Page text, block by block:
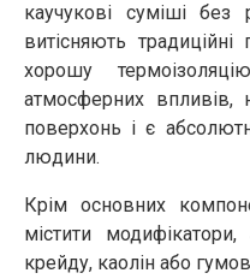
каучукові суміші без
витісняють
хорошу
атмосферних впливів,
поверхонь і є
людини.
Крім основних
містити
крейду, каолін або